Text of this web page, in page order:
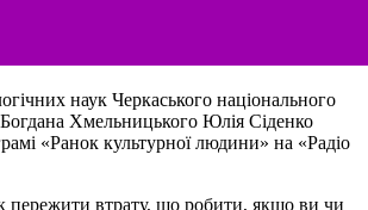
наук Черкаського національного
Богдана Хмельницького Юлія Сіденко
«Ранок культурної людини» на «Радіо
пережити втрату, що робити, якщо ви чи